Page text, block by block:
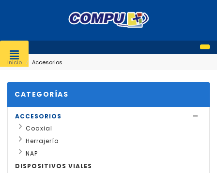
Inicio ⁄ Accesorios
CATEGORÍAS
ACCESORIOS
Coaxial
Herrajería
NAP
DISPOSITIVOS VIALES